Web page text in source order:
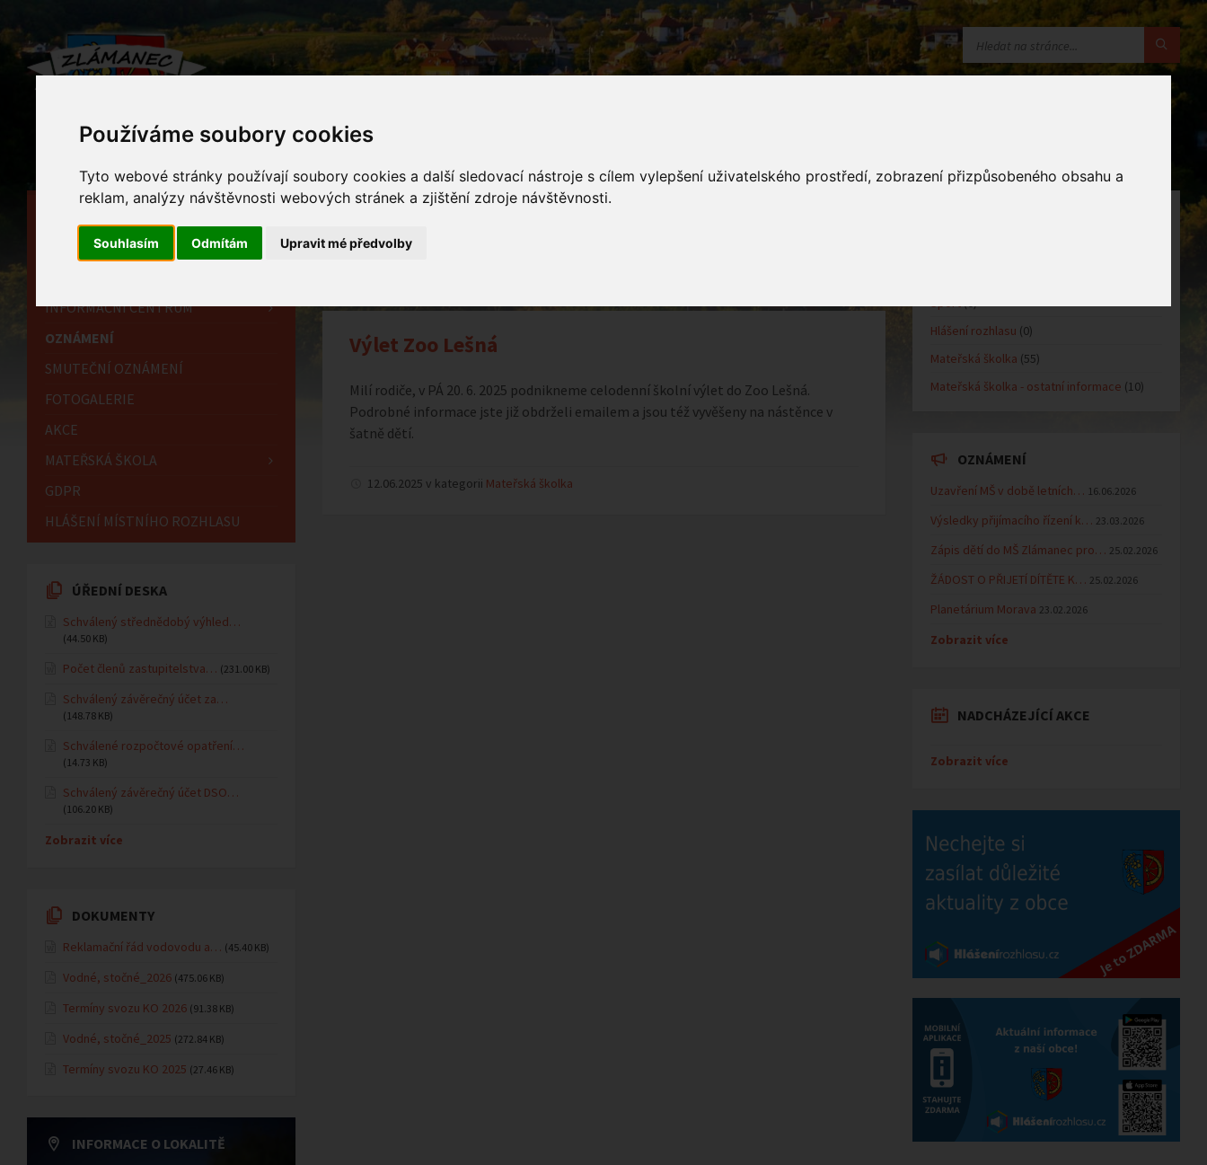
Používáme soubory cookies
Tyto webové stránky používají soubory cookies a další sledovací nástroje s cílem vylepšení uživatelského prostředí, zobrazení přizpůsobeného obsahu a
reklam, analýzy návštěvnosti webových stránek a zjištění zdroje návštěvnosti.
Souhlasím Odmítám Upravit mé předvolby
Výlet Zoo Lešná
Milí rodiče, v PÁ 20. 6. 2025 podnikneme celodenní školní výlet do Zoo Lešná.
Podrobné informace jste již obdrželi emailem a jsou též vyvěšeny na nástěnce v
šatně dětí.
12.06.2025 v kategorii Mateřská školka
OBECNÍ ÚŘAD
INFORMAČNÍ CENTRUM
OZNÁMENÍ
SMUTEČNÍ OZNÁMENÍ
FOTOGALERIE
AKCE
MATEŘSKÁ ŠKOLA
GDPR
HLÁŠENÍ MÍSTNÍHO ROZHLASU
ÚŘEDNÍ DESKA
Schválený střednědobý výhled…
(44.50 KB)
Počet členů zastupitelstva… (231.00 KB)
Schválený závěrečný účet za…
(148.78 KB)
Schválené rozpočtové opatření…
(14.73 KB)
Schválený závěrečný účet DSO…
(106.20 KB)
Zobrazit více
DOKUMENTY
Reklamační řád vodovodu a… (45.40 KB)
Vodné, stočné_2026 (475.06 KB)
Termíny svozu KO 2026 (91.38 KB)
Vodné, stočné_2025 (272.84 KB)
Termíny svozu KO 2025 (27.46 KB)
INFORMACE O LOKALITĚ
Sport(0)
Hlášení rozhlasu (0)
Mateřská školka (55)
Mateřská školka - ostatní informace (10)
OZNÁMENÍ
Uzavření MŠ v době letních… 16.06.2026
Výsledky přijímacího řízení k… 23.03.2026
Zápis dětí do MŠ Zlámanec pro… 25.02.2026
ŽÁDOST O PŘIJETÍ DÍTĚTE K… 25.02.2026
Planetárium Morava 23.02.2026
Zobrazit více
NADCHÁZEJÍCÍ AKCE
Zobrazit více